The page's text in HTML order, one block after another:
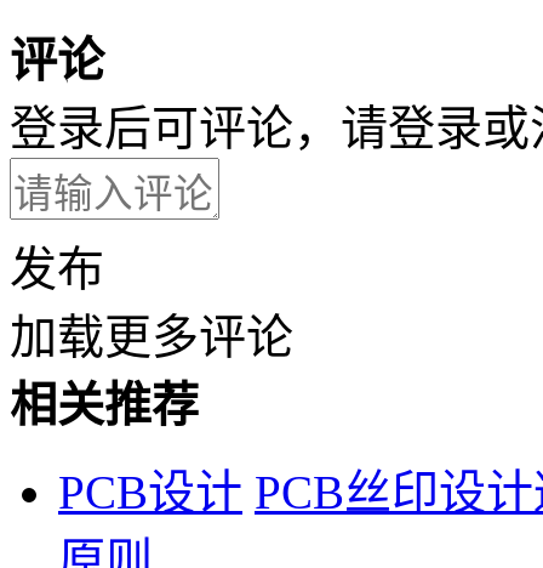
评论
登录后可评论，请登录或
发布
加载更多评论
相关推荐
PCB设计 PCB丝印设